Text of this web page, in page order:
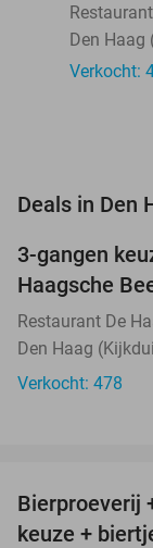
Den Haag
Verkocht:
Deals in Den
3-gangen
Haagsche
Restaurant De
Den Haag
Verkocht: 478
NEW
TODAY
Bierproeverij
keuze +